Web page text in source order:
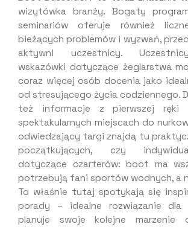
wizytówka branży. Bogaty
seminariów oferuje również
bieżących problemów i wyzwań,
aktywni uczestnicy.
wskazówki dotyczące żeglarstwa
coraz więcej osób docenia jako
od stresującego życia codziennego.
też informacje z pierwszej ręki
spektakularnych miejscach do
odwiedzający targi znajdą tu
początkujących, czy
dotyczące czarterów: boot ma
potrzebują fani sportów wodnych, a
To właśnie tutaj spotykają się
porady – idealne rozwiązanie dla
planuje swoje kolejne marzenie